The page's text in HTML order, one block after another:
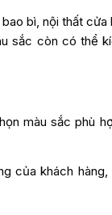
bì, nội thất
sắc còn có thể
màu sắc phù
của khách